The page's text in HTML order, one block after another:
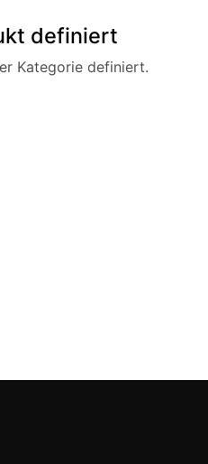
definiert
Kategorie definiert.